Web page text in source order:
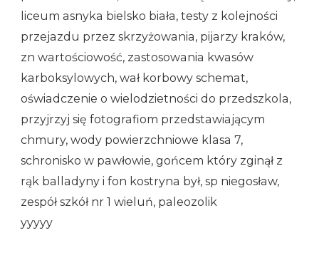
liceum asnyka bielsko biała, testy z kolejności
przejazdu przez skrzyżowania, pijarzy kraków,
zn wartościowość, zastosowania kwasów
karboksylowych, wał korbowy schemat,
oświadczenie o wielodzietności do przedszkola,
przyjrzyj się fotografiom przedstawiającym
chmury, wody powierzchniowe klasa 7,
schronisko w pawłowie, gońcem który zginął z
rąk balladyny i fon kostryna był, sp niegosław,
zespół szkół nr 1 wieluń, paleozolik
yyyyy